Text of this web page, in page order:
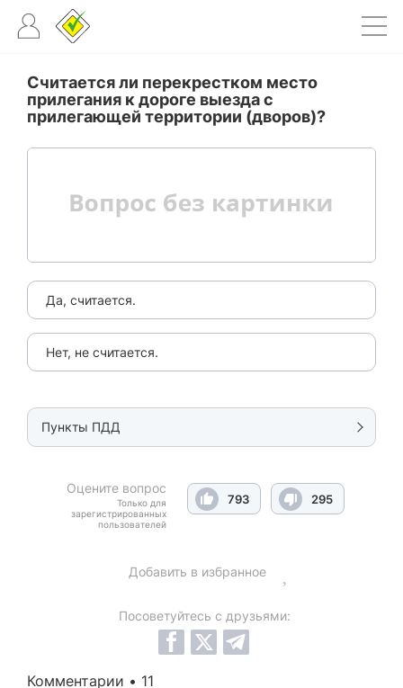
Считается ли перекрестком место
прилегания к дороге выезда с
прилегающей территории (дворов)?
Да, считается.
Нет, не считается.
Пункты ПДД
Оцените вопрос
Только для
зарегистрированных
пользователей
793 295
Добавить в избранное
Посоветуйтесь с друзьями:
Комментарии • 11